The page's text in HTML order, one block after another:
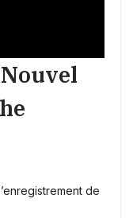
de